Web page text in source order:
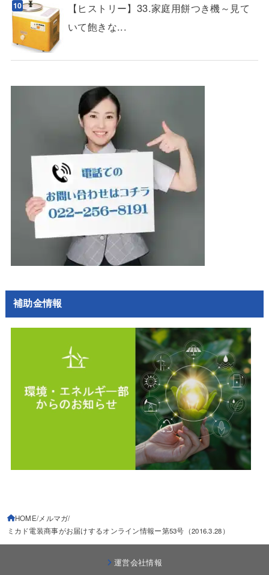
【ヒストリー】33.家庭用餅つき機～見て
いて飽きな...
補助金情報
HOME メルマガ
ミカド電装商事がお届けするオンライン情報ー第53号（2016.3.28）
運営会社情報